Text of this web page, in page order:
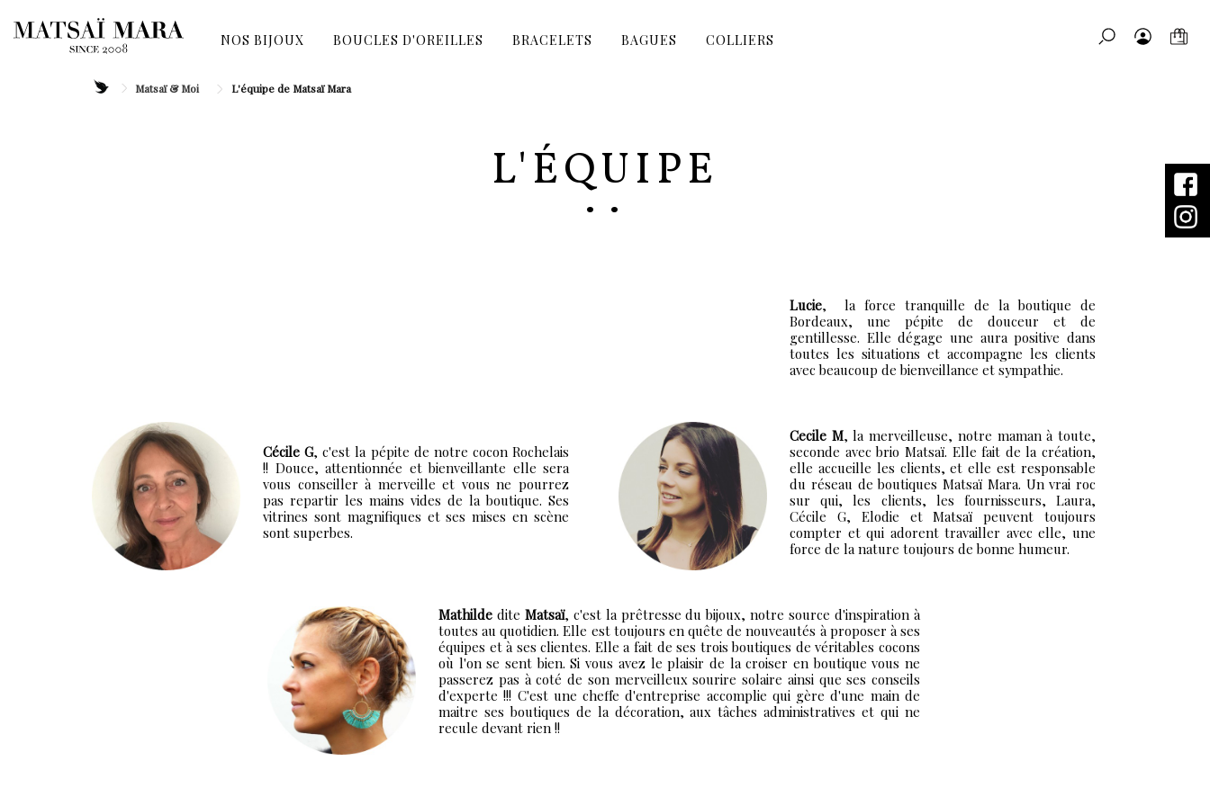
NOS BIJOUX BOUCLES D'OREILLES BRACELETS BAGUES COLLIERS
Matsaï & Moi L'équipe de Matsaï Mara
L'ÉQUIPE
Lucie, la force tranquille de la boutique de
Bordeaux, une pépite de douceur et de
gentillesse. Elle dégage une aura positive dans
toutes les situations et accompagne les clients
avec beaucoup de bienveillance et sympathie.
Cécile G, c'est la pépite de notre cocon Rochelais
!! Douce, attentionnée et bienveillante elle sera
vous conseiller à merveille et vous ne pourrez
pas repartir les mains vides de la boutique. Ses
vitrines sont magnifiques et ses mises en scène
sont superbes.
Cecile M, la merveilleuse, notre maman à toute,
seconde avec brio Matsaï. Elle fait de la création,
elle accueille les clients, et elle est responsable
du réseau de boutiques Matsaï Mara. Un vrai roc
sur qui, les clients, les fournisseurs, Laura,
Cécile G, Elodie et Matsaï peuvent toujours
compter et qui adorent travailler avec elle, une
force de la nature toujours de bonne humeur.
Mathilde dite Matsaï, c'est la prêtresse du bijoux, notre source d'inspiration à
toutes au quotidien. Elle est toujours en quête de nouveautés à proposer à ses
équipes et à ses clientes. Elle a fait de ses trois boutiques de véritables cocons
où l'on se sent bien. Si vous avez le plaisir de la croiser en boutique vous ne
passerez pas à coté de son merveilleux sourire solaire ainsi que ses conseils
d'experte !!! C'est une cheffe d'entreprise accomplie qui gère d'une main de
maitre ses boutiques de la décoration, aux tâches administratives et qui ne
recule devant rien !!